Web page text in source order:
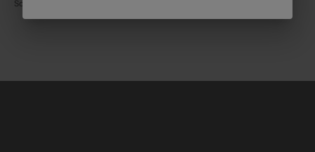
Sonntag, also kalendertäglich, berechnet.